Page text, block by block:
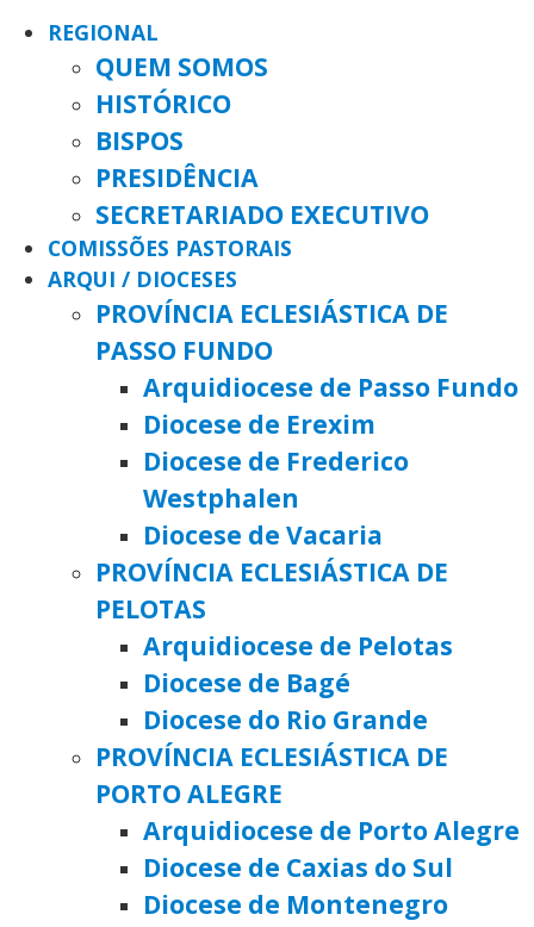
REGIONAL
QUEM SOMOS
HISTÓRICO
BISPOS
PRESIDÊNCIA
SECRETARIADO EXECUTIVO
COMISSÕES PASTORAIS
ARQUI / DIOCESES
PROVÍNCIA ECLESIÁSTICA DE
PASSO FUNDO
Arquidiocese de Passo Fundo
Diocese de Erexim
Diocese de Frederico
Westphalen
Diocese de Vacaria
PROVÍNCIA ECLESIÁSTICA DE
PELOTAS
Arquidiocese de Pelotas
Diocese de Bagé
Diocese do Rio Grande
PROVÍNCIA ECLESIÁSTICA DE
PORTO ALEGRE
Arquidiocese de Porto Alegre
Diocese de Caxias do Sul
Diocese de Montenegro